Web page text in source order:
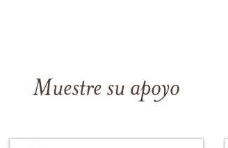
Muestre su apoyo